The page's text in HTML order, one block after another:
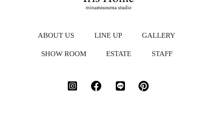
ABOUT US LINE UP GALLERY
SHOW ROOM ESTATE STAFF